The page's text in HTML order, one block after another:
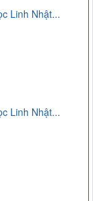
Linh Nhật...
Linh Nhật...